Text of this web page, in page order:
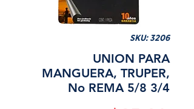
SKU: 3206
UNION PARA
MANGUERA, TRUPER,
No REMA 5/8 3/4